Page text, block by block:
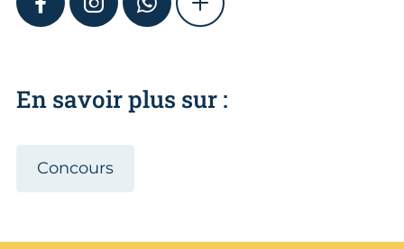
FACEBOOKINSTAGRAMWHATSAPPSHOW MORE
En savoir plus sur :
Concours